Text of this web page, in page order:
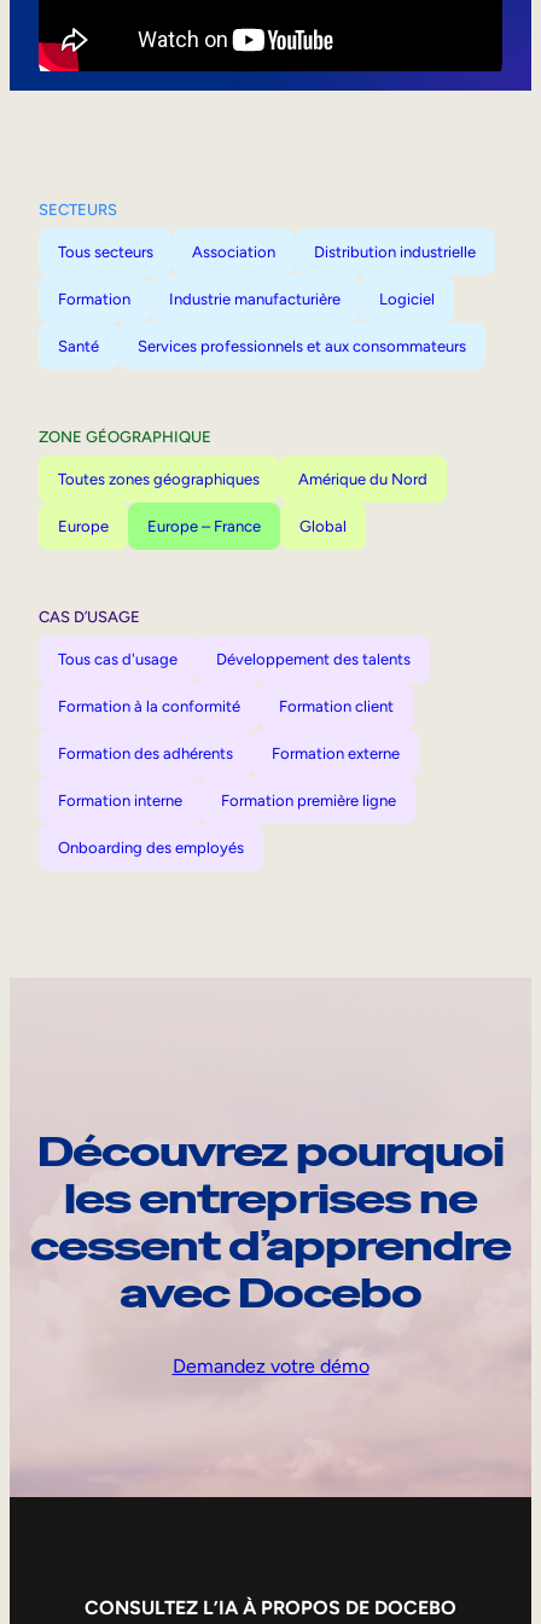
SECTEURS
Tous secteurs Association Distribution industrielle
Formation Industrie manufacturière Logiciel
Santé Services professionnels et aux consommateurs
ZONE GÉOGRAPHIQUE
Toutes zones géographiques Amérique du Nord
Europe Europe – France Global
CAS D’USAGE
Tous cas d'usage Développement des talents
Formation à la conformité Formation client
Formation des adhérents Formation externe
Formation interne Formation première ligne
Onboarding des employés
Découvrez pourquoi
les entreprises ne
cessent d’apprendre
avec Docebo
Demandez votre démo
CONSULTEZ L’IA À PROPOS DE DOCEBO